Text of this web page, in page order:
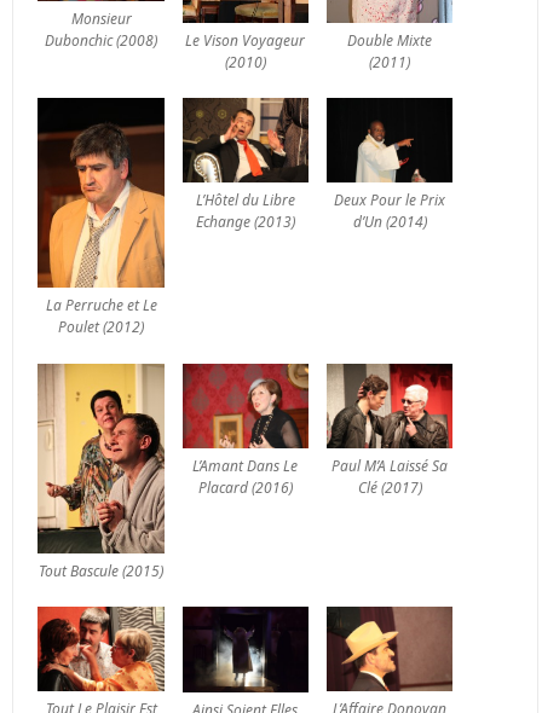
Monsieur
Dubonchic (2008)
Le Vison Voyageur
(2010)
Double Mixte
(2011)
La Perruche et Le
Poulet (2012)
L’Hôtel du Libre
Echange (2013)
Deux Pour le Prix
d’Un (2014)
Tout Bascule (2015)
L’Amant Dans Le
Placard (2016)
Paul M’A Laissé Sa
Clé (2017)